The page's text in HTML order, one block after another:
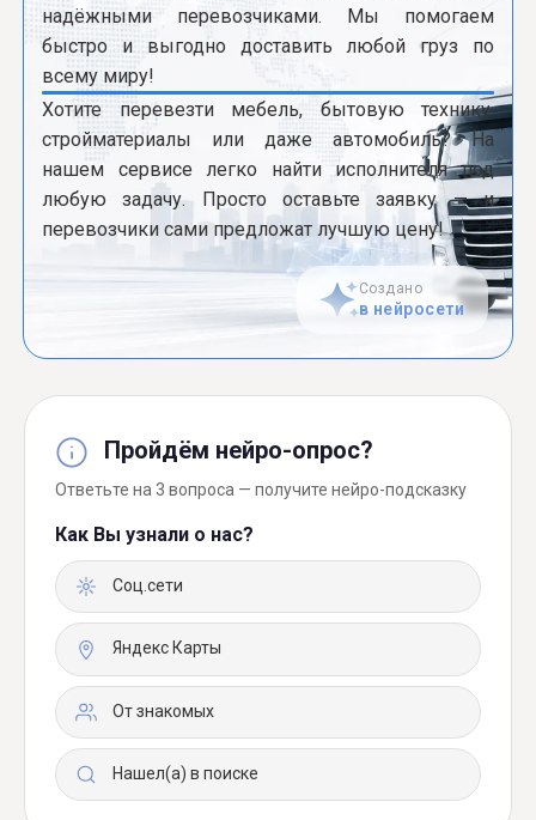
надёжными перевозчиками. Мы помогаем
быстро и выгодно доставить любой груз по
всему миру!
Хотите перевезти мебель, бытовую технику,
стройматериалы или даже автомобиль? На
нашем сервисе легко найти исполнителя под
любую задачу. Просто оставьте заявку — и
перевозчики сами предложат лучшую цену!
Создано
в нейросети
Пройдём нейро-опрос?
Ответьте на 3 вопроса — получите нейро-подсказку
Как Вы узнали о нас?
Соц.сети
Яндекс Карты
От знакомых
Нашел(а) в поиске